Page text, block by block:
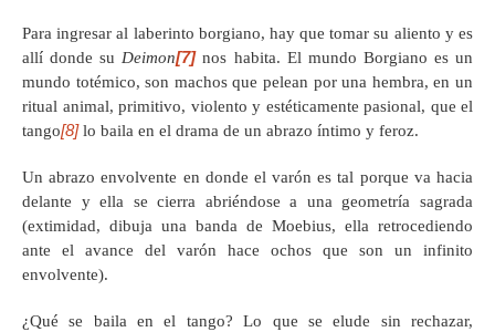
Para ingresar al laberinto borgiano, hay que tomar su aliento y es
allí donde suDeimon[7] nos habita. El mundo Borgiano es un
mundo totémico, son machos que pelean por una hembra, en un
ritual animal, primitivo, violento y estéticamente pasional, que el
tango[8]lo baila en el drama de un abrazo íntimo y feroz.
Un abrazo envolvente en donde el varón es tal porque va hacia
delante y ella se cierra abriéndose a una geometría sagrada
(extimidad, dibuja una banda de Moebius, ella retrocediendo
ante el avance del varón hace ochos que son un infinito
envolvente).
¿Qué se baila en el tango? Lo que se elude sin rechazar,